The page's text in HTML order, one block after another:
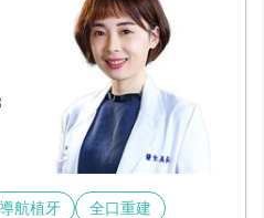
導航植牙 全口重建